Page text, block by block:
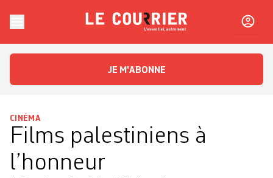
Le CourrierL'essentiel, autrement
JE M'ABONNE
CINÉMA
Films palestiniens à
l’honneur